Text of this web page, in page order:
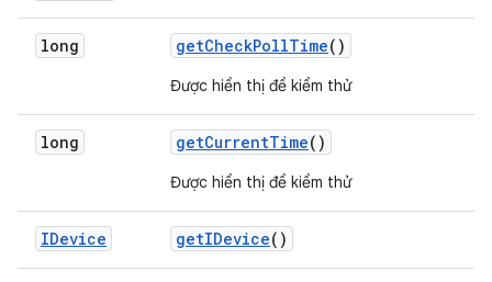
long getCheckPollTime()
Được hiển thị để kiểm thử
long getCurrentTime()
Được hiển thị để kiểm thử
IDevice getIDevice()